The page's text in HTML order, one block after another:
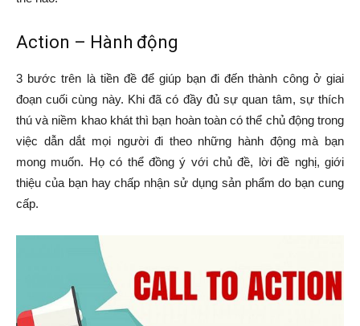
Action – Hành động
3 bước trên là tiền đề để giúp bạn đi đến thành công ở giai
đoạn cuối cùng này. Khi đã có đầy đủ sự quan tâm, sự thích
thú và niềm khao khát thì bạn hoàn toàn có thể chủ động trong
việc dẫn dắt mọi người đi theo những hành động mà bạn
mong muốn. Họ có thể đồng ý với chủ đề, lời đề nghị, giới
thiệu của bạn hay chấp nhận sử dụng sản phẩm do bạn cung
cấp.